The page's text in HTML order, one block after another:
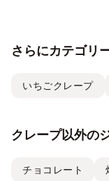
さらにカテゴリ
いちごクレープ
クレープ以外の
チョコレート